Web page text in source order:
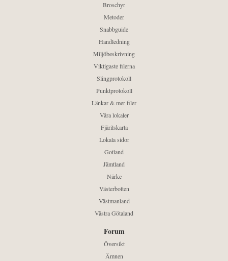
Broschyr
Metoder
Snabbguide
Handledning
Miljöbeskrivning
Viktigaste filerna
Slingprotokoll
Punktprotokoll
Länkar & mer filer
Våra lokaler
Fjärilskarta
Lokala sidor
Gotland
Jämtland
Närke
Västerbotten
Västmanland
Västra Götaland
Forum
Översikt
Ämnen